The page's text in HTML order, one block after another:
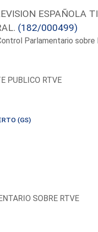
ESPAÑOLA
(182/000499)
Parlamentario
PUBLICO RTVE
(GS)
SOBRE RTVE